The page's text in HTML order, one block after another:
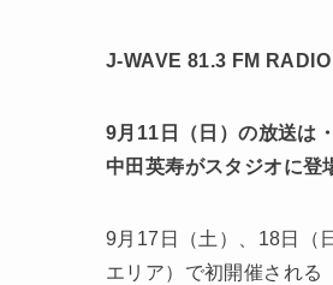
J-WAVE 81.3 FM RADIO
9月11日（日）の放送は
中田英寿がスタジオに登
9月17日（土）、18日（
エリア）で初開催される